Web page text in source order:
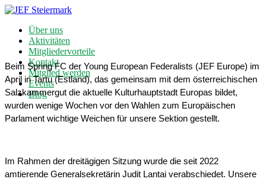
Über uns
Aktivitäten
Mitgliedervorteile
Kontakt
Mitglied werden
Events
Blog
Beim Spring FC der Young European Federalists (JEF Europe) im
April in Tartu (Estland), das gemeinsam mit dem österreichischen
Salzkammergut die aktuelle Kulturhauptstadt Europas bildet,
wurden wenige Wochen vor den Wahlen zum Europäischen
Parlament wichtige Weichen für unsere Sektion gestellt.
Im Rahmen der dreitägigen Sitzung wurde die seit 2022
amtierende Generalsekretärin Judit Lantai verabschiedet. Unsere